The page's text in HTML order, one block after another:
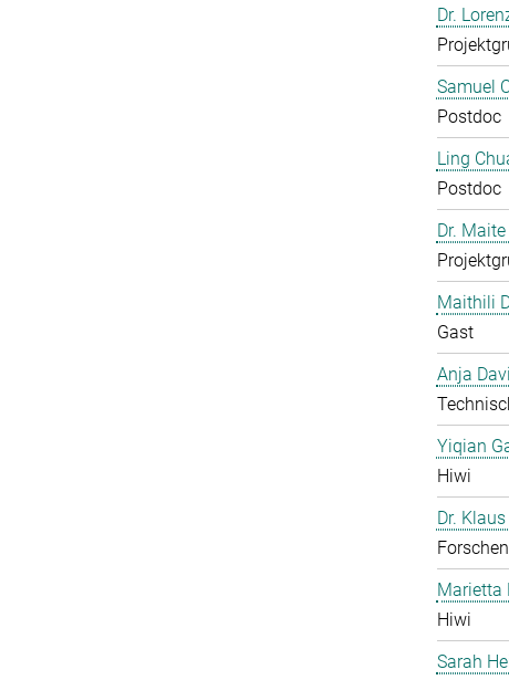
Dr.
Samuel
Postdoc
Ling
Postdoc
Dr.
Maithili
Gast
Anja
Yiqian
Hiwi
Dr.
Marietta
Hiwi
Sarah